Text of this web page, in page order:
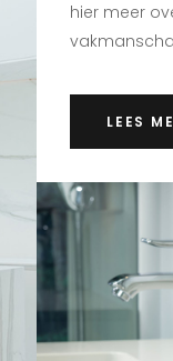
hier meer
LEES